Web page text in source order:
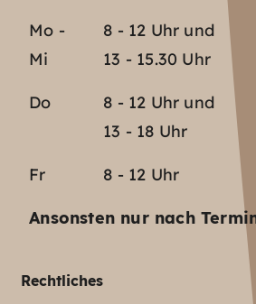
Mo -
Mi
8 - 12 Uhr und
13 - 15.30 Uhr
Do
8 - 12 Uhr und
13 - 18 Uhr
Fr 8 - 12 Uhr
Ansonsten nur nach
Rechtliches